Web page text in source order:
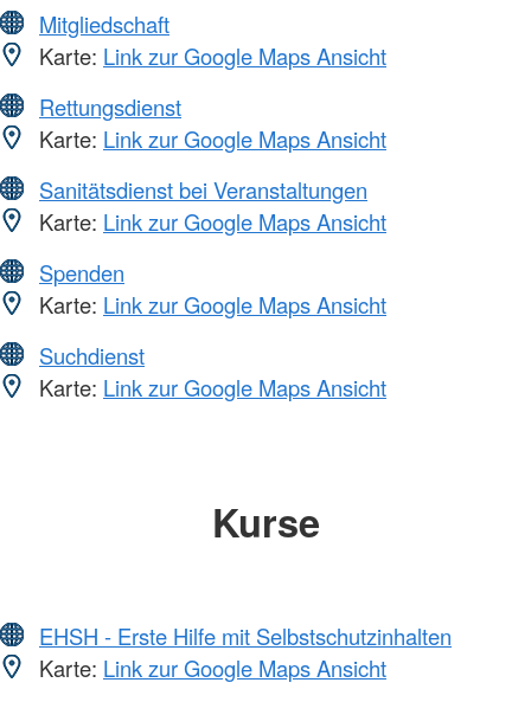
Mitgliedschaft
Karte: Link zur Google Maps Ansicht
Rettungsdienst
Karte: Link zur Google Maps Ansicht
Sanitätsdienst bei Veranstaltungen
Karte: Link zur Google Maps Ansicht
Spenden
Karte: Link zur Google Maps Ansicht
Suchdienst
Karte: Link zur Google Maps Ansicht
Kurse
EHSH - Erste Hilfe mit Selbstschutzinhalten
Karte: Link zur Google Maps Ansicht